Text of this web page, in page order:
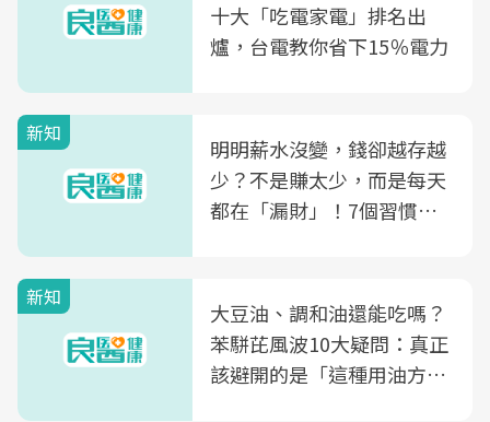
十大「吃電家電」排名出
爐，台電教你省下15％電力
新知
明明薪水沒變，錢卻越存越
少？不是賺太少，而是每天
都在「漏財」！7個習慣一
新知
大豆油、調和油還能吃嗎？
苯駢芘風波10大疑問：真正
該避開的是「這種用油方